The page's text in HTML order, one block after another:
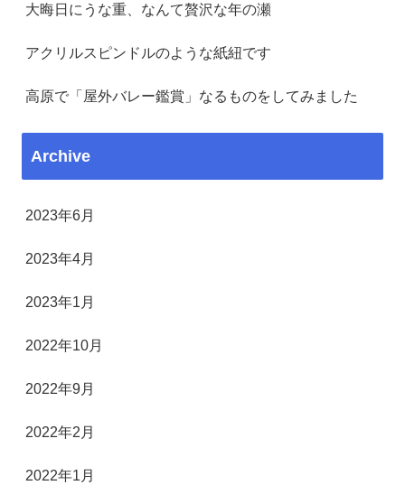
大晦日にうな重、なんて贅沢な年の瀬
アクリルスピンドルのような紙紐です
高原で「屋外バレー鑑賞」なるものをしてみました
Archive
2023年6月
2023年4月
2023年1月
2022年10月
2022年9月
2022年2月
2022年1月